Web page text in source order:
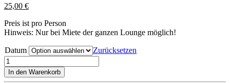
25,00 €
Preis ist pro Person
Hinweis: Nur bei Miete der ganzen Lounge möglich!
Datum
Zurücksetzen
Zusatzpersonen
buchen
(Nur
In den Warenkorb